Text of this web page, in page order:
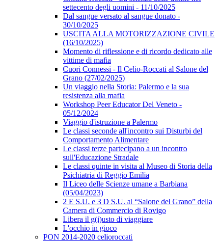
settecento degli uomini - 11/10/2025
Dal sangue versato al sangue donato -
30/10/2025
USCITA ALLA MOTORIZZAZIONE CIVILE
(16/10/2025)
Momento di riflessione e di ricordo dedicato alle
vittime di mafia
Cuori Connessi - Il Celio-Roccati al Salone del
Grano (27/02/2025)
Un viaggio nella Storia: Palermo e la sua
resistenza alla mafia
Workshop Peer Educator Del Veneto -
05/12/2024
Viaggio d'istruzione a Palermo
Le classi seconde all'incontro sui Disturbi del
Comportamento Alimentare
Le classi terze partecipano a un incontro
sull'Educazione Stradale
Le classi quinte in visita al Museo di Storia della
Psichiatria di Reggio Emilia
Il Liceo delle Scienze umane a Barbiana
(05/04/2023)
2 E S.U. e 3 D S.U. al “Salone del Grano” della
Camera di Commercio di Rovigo
Libera il g(i)usto di viaggiare
L'occhio in gioco
PON 2014-2020 celioroccati